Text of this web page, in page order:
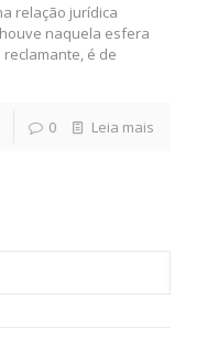
relação jurídica
naquela esfera
é de
0 Leia mais